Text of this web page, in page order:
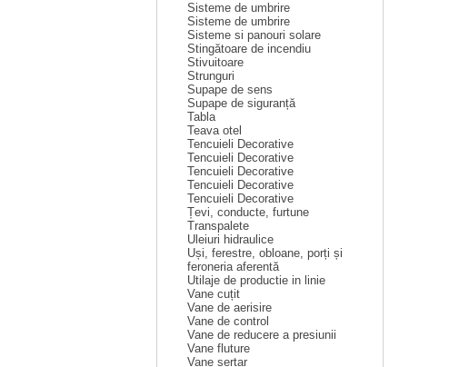
Sisteme de umbrire
Sisteme de umbrire
Sisteme si panouri solare
Stingătoare de incendiu
Stivuitoare
Strunguri
Supape de sens
Supape de siguranță
Tabla
Teava otel
Tencuieli Decorative
Tencuieli Decorative
Tencuieli Decorative
Tencuieli Decorative
Tencuieli Decorative
Țevi, conducte, furtune
Transpalete
Uleiuri hidraulice
Uși, ferestre, obloane, porți și
feroneria aferentă
Utilaje de productie in linie
Vane cuțit
Vane de aerisire
Vane de control
Vane de reducere a presiunii
Vane fluture
Vane sertar